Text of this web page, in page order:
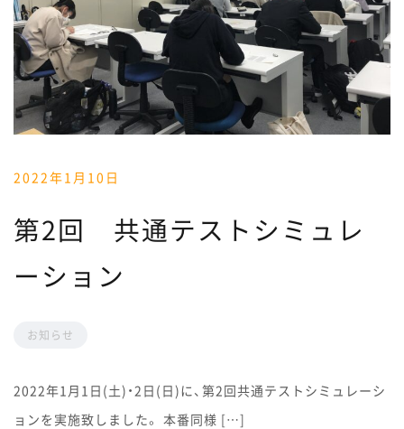
2022年1月10日
第2回 共通テストシミュレ
ーション
お知らせ
2022年1月1日(土)・2日(日)に、第2回共通テストシミュレーシ
ョンを実施致しました。 本番同様 […]